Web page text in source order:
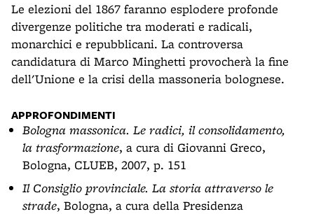
Le elezioni del 1867 faranno esplodere profonde
divergenze politiche tra moderati e radicali,
monarchici e repubblicani. La controversa
candidatura di Marco Minghetti provocherà la fine
dell'Unione e la crisi della massoneria bolognese.
APPROFONDIMENTI
Bologna massonica. Le radici, il consolidamento,
la trasformazione, a cura di Giovanni Greco,
Bologna, CLUEB, 2007, p. 151
Il Consiglio provinciale. La storia attraverso le
strade, Bologna, a cura della Presidenza